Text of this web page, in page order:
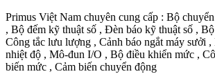
Primus Việt Nam chuyên cung cấp : Bộ
, Bộ đếm kỹ thuật số , Đèn báo kỹ thuật số ,
Công tắc lưu lượng , Cảnh báo ngắt máy sưởi ,
nhiệt độ , Mô-đun I/O , Bộ điều khiển mức ,
biến mức , Cảm biến chuyển động